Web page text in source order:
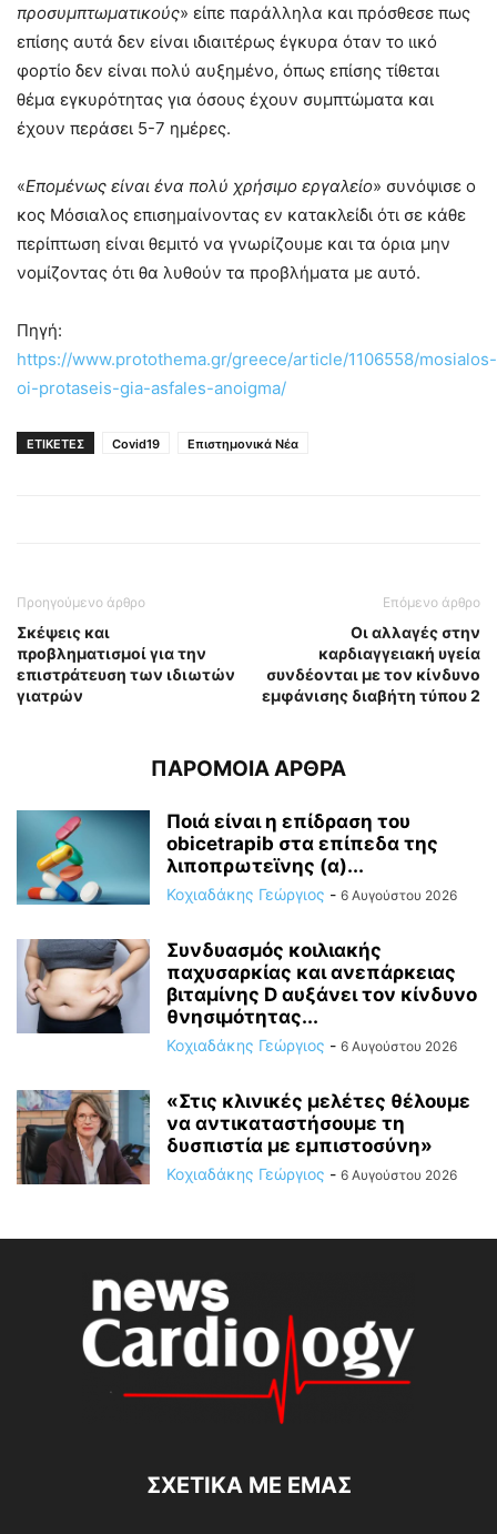
προσυμπτωματικούς» είπε παράλληλα και πρόσθεσε πως
επίσης αυτά δεν είναι ιδιαιτέρως έγκυρα όταν το ιικό
φορτίο δεν είναι πολύ αυξημένο, όπως επίσης τίθεται
θέμα εγκυρότητας για όσους έχουν συμπτώματα και
έχουν περάσει 5-7 ημέρες.
«Επομένως είναι ένα πολύ χρήσιμο εργαλείο» συνόψισε ο
κος Μόσιαλος επισημαίνοντας εν κατακλείδι ότι σε κάθε
περίπτωση είναι θεμιτό να γνωρίζουμε και τα όρια μην
νομίζοντας ότι θα λυθούν τα προβλήματα με αυτό.
Πηγή:
https://www.protothema.gr/greece/article/1106558/mosialos-
oi-protaseis-gia-asfales-anoigma/
ΕΤΙΚΕΤΕΣ Covid19 Επιστημονικά Νέα
Προηγούμενο άρθρο
Σκέψεις και
προβληματισμοί για την
επιστράτευση των ιδιωτών
γιατρών
Επόμενο άρθρο
Οι αλλαγές στην
καρδιαγγειακή υγεία
συνδέονται με τον κίνδυνο
εμφάνισης διαβήτη τύπου 2
ΠΑΡΟΜΟΙΑ ΑΡΘΡΑ
Ποιά είναι η επίδραση του
obicetrapib στα επίπεδα της
λιποπρωτεϊνης (α)...
Κοχιαδάκης Γεώργιος - 6 Αυγούστου 2026
Συνδυασμός κοιλιακής
παχυσαρκίας και ανεπάρκειας
βιταμίνης D αυξάνει τον κίνδυνο
θνησιμότητας...
Κοχιαδάκης Γεώργιος - 6 Αυγούστου 2026
«Στις κλινικές μελέτες θέλουμε
να αντικαταστήσουμε τη
δυσπιστία με εμπιστοσύνη»
Κοχιαδάκης Γεώργιος - 6 Αυγούστου 2026
ΣΧΕΤΙΚΆ ΜΕ ΕΜΆΣ